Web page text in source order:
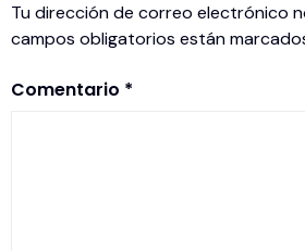
Tu dirección de correo electrónico
campos obligatorios están
Comentario *